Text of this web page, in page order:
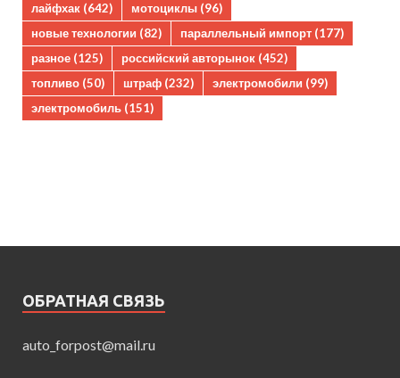
лайфхак (642) мотоциклы (96)
новые технологии (82) параллельный импорт (177)
разное (125) российский авторынок (452)
топливо (50) штраф (232) электромобили (99)
электромобиль (151)
ОБРАТНАЯ СВЯЗЬ
auto_forpost@mail.ru